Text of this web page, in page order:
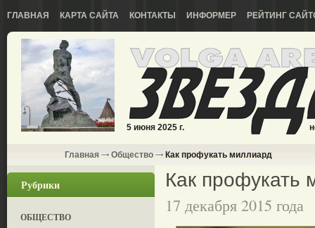
ГЛАВНАЯ КАРТА САЙТА КОНТАКТЫ ИНФОРМЕР РЕЙТИНГ
5 июня 2025 г.
Главная Общество Как профукать миллиард
Рубрики
ОБЩЕСТВО
Как профукать
17 декабря 2015 года